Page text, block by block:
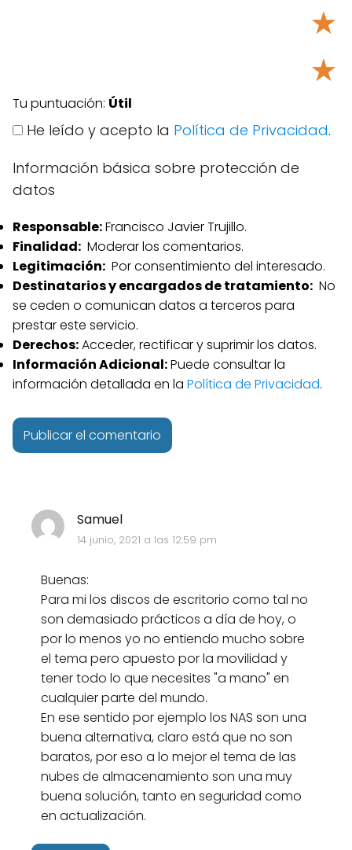
Samuel
14 junio, 2021 a las 12:59 pm
Buenas:
Para mi los discos de escritorio como tal no
son demasiado prácticos a dí­a de hoy, o
por lo menos yo no entiendo mucho sobre
el tema pero apuesto por la movilidad y
tener todo lo que necesites "a mano" en
cualquier parte del mundo.
En ese sentido por ejemplo los NAS son una
buena alternativa, claro está que no son
baratos, por eso a lo mejor el tema de las
nubes de almacenamiento son una muy
buena solución, tanto en seguridad como
en actualización.
★
★
Tu puntuación: Útil
He leído y acepto la Política de Privacidad.
Información básica sobre protección de
datos
Responsable:Francisco Javier Trujillo.
Finalidad: Moderar los comentarios.
Legitimación: Por consentimiento del interesado.
Destinatarios y encargados de tratamiento: No
se ceden o comunican datos a terceros para
prestar este servicio.
Derechos:Acceder, rectificar y suprimir los datos.
Información Adicional:Puede consultar la
información detallada en la Política de Privacidad.